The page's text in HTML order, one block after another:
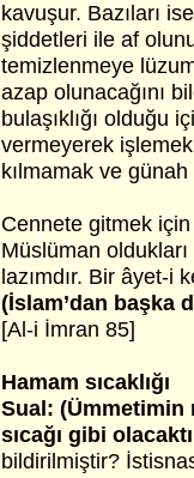
kavuşur. Bazıları
şiddetleri ile af
temizlenmeye
azap olunacağını
bulaşıklığı olduğu
vermeyerek
kılmamak ve
Cennete gitmek için
Müslüman
lazımdır. Bir âyet-i
(İslam’dan başka
[Al-i İmran 85]
Hamam sıcaklığı
Sual: (Ümmetimin
sıcağı gibi
bildirilmiştir?